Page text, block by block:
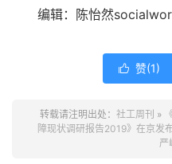
编辑：陈怡然
 赞(1)
转载请注明出处： 社工周刊 »
障现状调研报告2019》在京发
严